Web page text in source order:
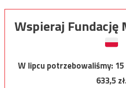
Wspieraj Fundację
W lipcu potrzebowaliśmy:
633,5